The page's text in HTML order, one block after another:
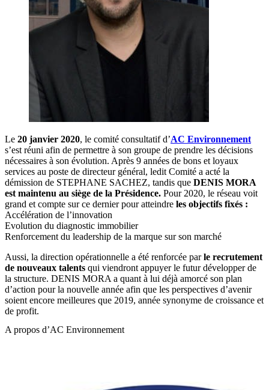
Le 20 janvier 2020, le comité consultatif d’AC Environnement
s’est réuni afin de permettre à son groupe de prendre les décisions
nécessaires à son évolution. Après 9 années de bons et loyaux
services au poste de directeur général, ledit Comité a acté la
démission de STEPHANE SACHEZ, tandis que DENIS MORA
est maintenu au siège de la Présidence. Pour 2020, le réseau voit
grand et compte sur ce dernier pour atteindre les objectifs fixés :
Accélération de l’innovation
Evolution du diagnostic immobilier
Renforcement du leadership de la marque sur son marché
Aussi, la direction opérationnelle a été renforcée parle recrutement
de nouveaux talents qui viendront appuyer le futur développer de
la structure. DENIS MORA a quant à lui déjà amorcé son plan
d’action pour la nouvelle année afin que les perspectives d’avenir
soient encore meilleures que 2019, année synonyme de croissance et
de profit.
A propos d’AC Environnement